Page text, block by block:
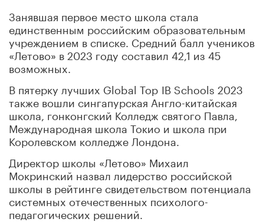
Занявшая первое место школа стала
единственным российским образовательным
учреждением в списке. Средний балл учеников
«Летово» в 2023 году составил 42,1 из 45
возможных.
В пятерку лучших Global Top IB Schools 2023
также вошли сингапурская Англо-китайская
школа, гонконгский Колледж святого Павла,
Международная школа Токио и школа при
Королевском колледже Лондона.
Директор школы «Летово» Михаил
Мокринский назвал лидерство российской
школы в рейтинге свидетельством потенциала
системных отечественных психолого-
педагогических решений.